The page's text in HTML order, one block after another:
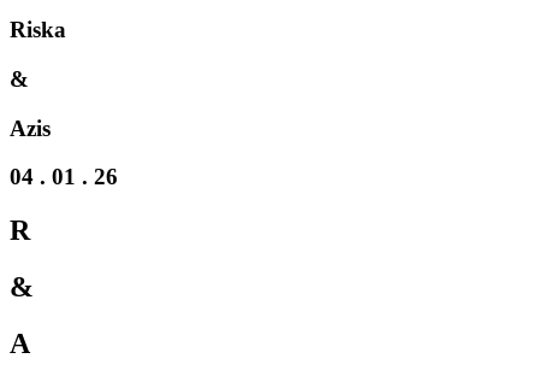
Riska
&
Azis
04 . 01 . 26
R
&
A